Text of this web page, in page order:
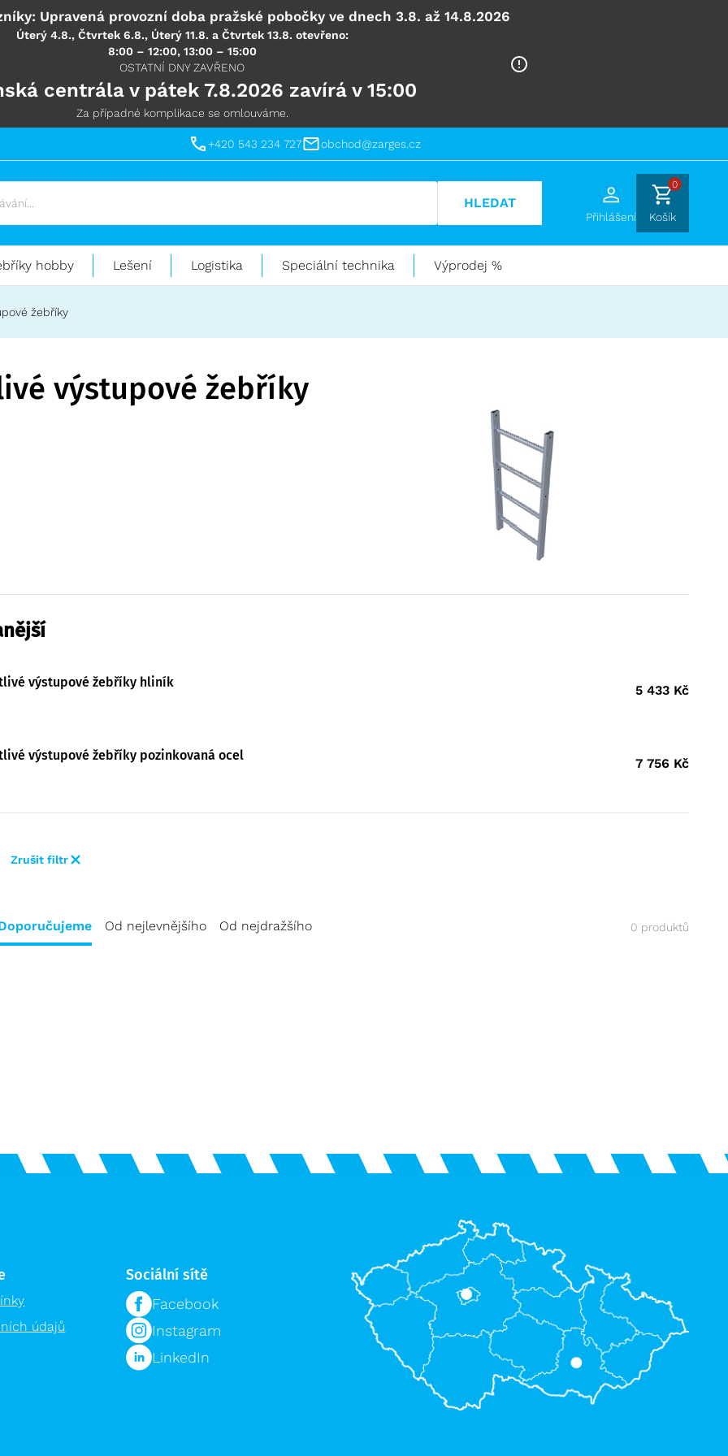
Upravená provozní doba pražské pobočky ve dnech 3.8. až 14.8.2026
Úterý 4.8., Čtvrtek 6.8., Úterý 11.8. a Čtvrtek 13.8. otevřeno:
8:00 – 12:00, 13:00 – 15:00
OSTATNÍ DNY ZAVŘENO
centrála v pátek 7.8.2026 zavírá v 15:00
Za případné komplikace se omlouváme.
+420 543 234 727 obchod@zarges.cz
HLEDAT
Přihlášení
0
Košík
hobby Lešení Logistika Speciální technika Výprodej %
žebříky
výstupové žebříky
výstupové žebříky hliník
5 433 Kč
výstupové žebříky pozinkovaná ocel
7 756 Kč
Zrušit filtr
Od nejlevnějšího Od nejdražšího 0 produktů
údajů
Sociální sítě
Facebook
Instagram
LinkedIn